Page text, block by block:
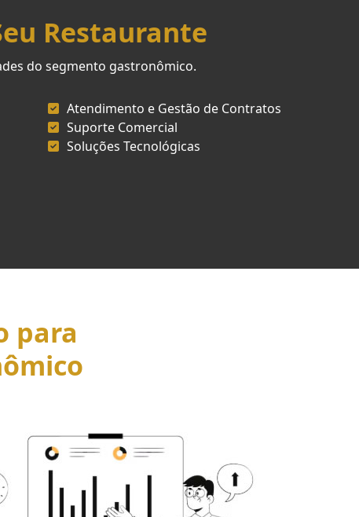
Restaurante
do segmento gastronômico.
Atendimento e Gestão de Contratos
Suporte Comercial
Soluções Tecnológicas
para